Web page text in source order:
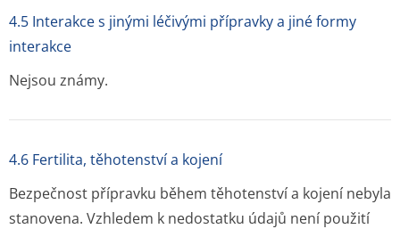
4.5 Interakce s jinými léčivými přípravky a jiné formy
interakce
Nejsou známy.
4.6 Fertilita, těhotenství a kojení
Bezpečnost přípravku během těhotenství a kojení nebyla
stanovena. Vzhledem k nedostatku údajů není použití